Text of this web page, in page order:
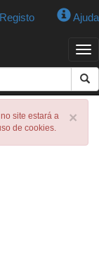
Registo Ajuda
×
site estará a
de cookies.